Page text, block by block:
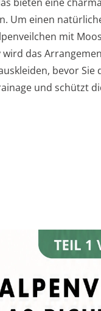
Um einen
mit
das
bevor
und schützt